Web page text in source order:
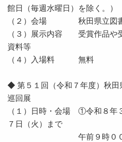
館日（毎週水曜日）を除く。）
（２）会場 秋田県立図書
（３）展示内容 受賞作品や
資料等
（４）入場料 無料
◆ 第５１回（令和７年度）秋田
巡回展
（１）日時・会場 ①令和８年
７日（火）まで
午前９時００分から